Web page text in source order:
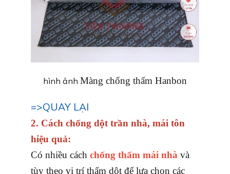
hình ảnh Màng chống thấm Hanbon
=>QUAY LẠI
2. Cách chống dột trần nhà, mái tôn
hiệu quả:
Có nhiều cách chống thấm mái nhà và
tùy theo vị trí thấm dột để lựa chọn các